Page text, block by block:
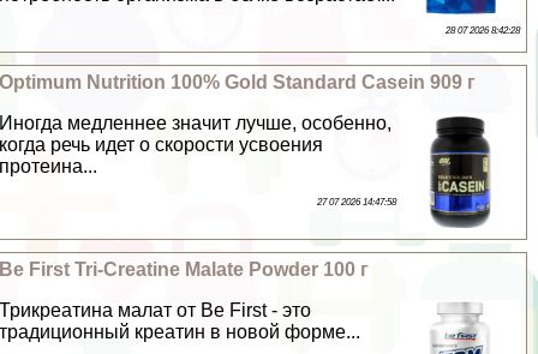
28 07 2026 8:42:28
Optimum Nutrition 100% Gold Standard Casein 909 г
Иногда медленнее значит лучше, особенно,
когда речь идет о скорости усвоения
протеина...
27 07 2026 14:47:58
Be First Tri-Creatine Malate Powder 100 г
Трикреатина малат от Be First - это
традиционный креатин в новой форме...